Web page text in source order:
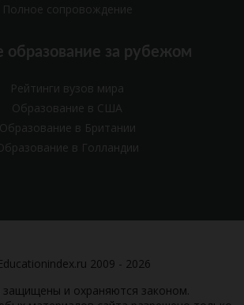
Полное сопровождение
образование за рубежом
Рейтинги вузов мира
Образование в США
Образование в Британии
в Голландии
2009 - 2026
защищены и охраняются законом.